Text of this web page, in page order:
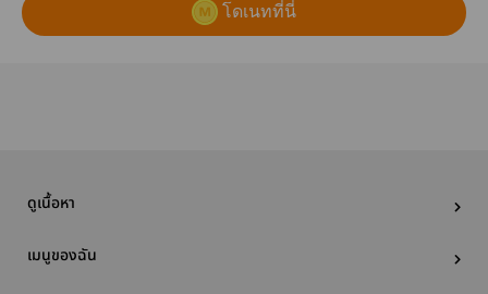
โดเนทที่นี่
ดูเนื้อหา
เมนูของฉัน